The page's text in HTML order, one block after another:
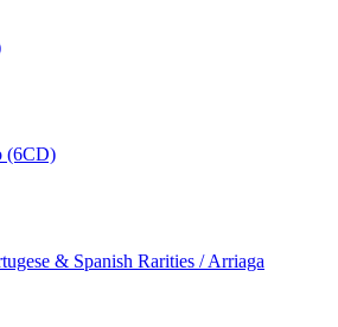
(6CD)
& Spanish Rarities / Arriaga